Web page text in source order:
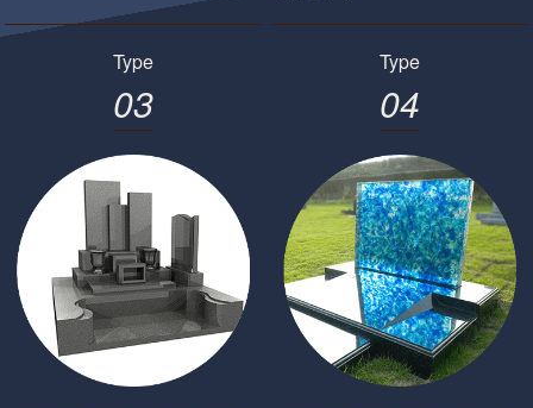
Type
03
Type
04